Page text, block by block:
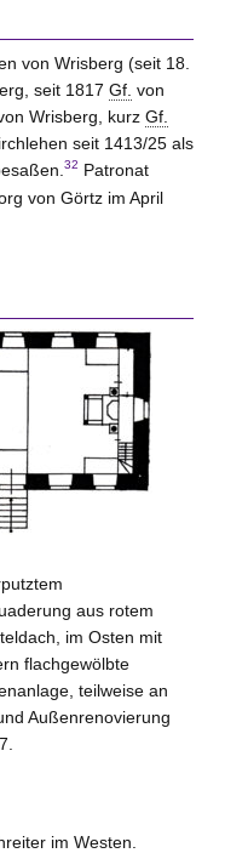
von Wrisberg (seit 18.
seit 1817 Gf. von
Wrisberg, kurz Gf.
seit 1413/25 als
32 Patronat
von Görtzim April
aus rotem
im Osten mit
flachgewölbte
teilweise an
Außenrenovierung
im Westen